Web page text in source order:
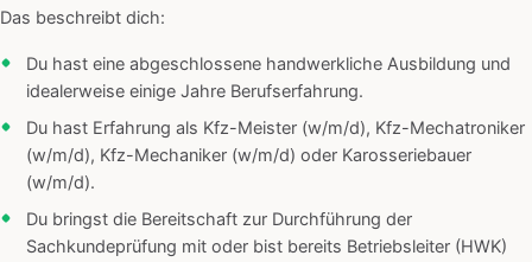
Das beschreibt dich:
Du hast eine abgeschlossene handwerkliche Ausbildung und
idealerweise einige Jahre Berufserfahrung.
Du hast Erfahrung als Kfz-Meister (w/m/d), Kfz-Mechatroniker
(w/m/d), Kfz-Mechaniker (w/m/d) oder Karosseriebauer
(w/m/d).
Du bringst die Bereitschaft zur Durchführung der
Sachkundeprüfung mit oder bist bereits Betriebsleiter (HWK)